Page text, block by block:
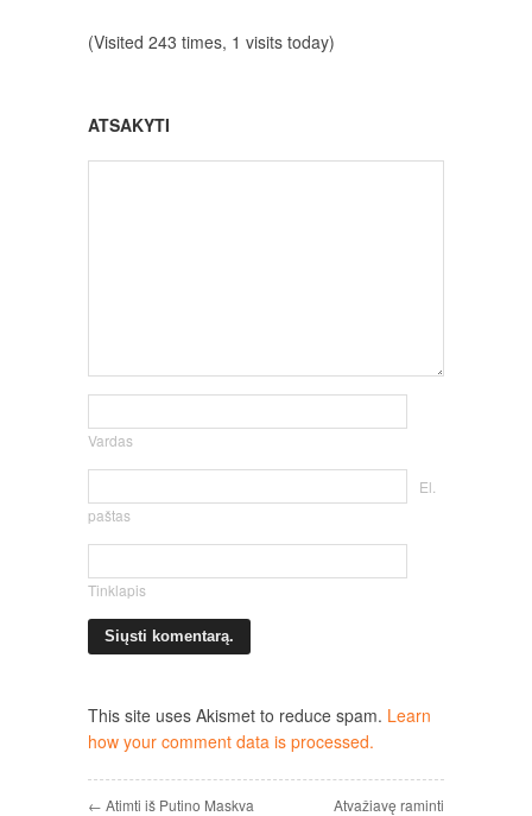
(Visited 243 times, 1 visits today)
ATSAKYTI
Vardas
El.
paštas
Tinklapis
This site uses Akismet to reduce spam. Learn
how your comment data is processed.
← Atimti iš Putino Maskva
Atvažiavę raminti